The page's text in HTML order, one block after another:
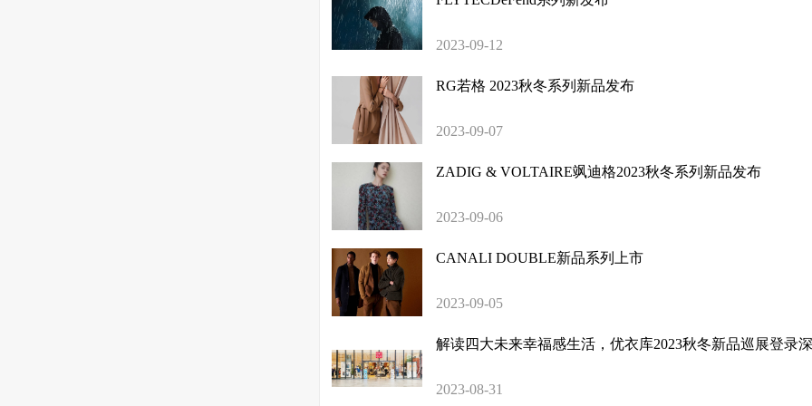
2023-09-12
RG若格 2023秋冬系列新品发布
2023-09-07
ZADIG & VOLTAIRE飒迪格2023秋冬系列新品发布
2023-09-06
CANALI DOUBLE新品系列上市
2023-09-05
解读四大未来幸福感生活，优衣库2023秋冬新品巡展登录
2023-08-31